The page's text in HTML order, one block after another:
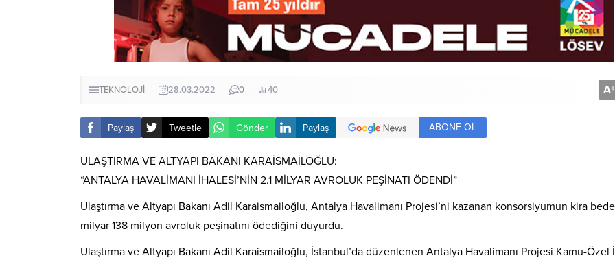
TEKNOLOJİ 28.03.2022 0 40 A+
Paylaş Tweetle Gönder Paylaş ABONE OL
ULAŞTIRMA VE ALTYAPI BAKANI KARAİSMAİLOĞLU:
“ANTALYA HAVALİMANI İHALESİ’NİN 2.1 MİLYAR AVROLUK PEŞİNATI ÖDENDİ”
Ulaştırma ve Altyapı Bakanı Adil Karaismailoğlu, Antalya Havalimanı Projesi’ni kazanan konsorsiyumun kira
milyar 138 milyon avroluk peşinatını ödediğini duyurdu.
Ulaştırma ve Altyapı Bakanı Adil Karaismailoğlu, İstanbul’da düzenlenen Antalya Havalimanı Projesi Kamu-Özel